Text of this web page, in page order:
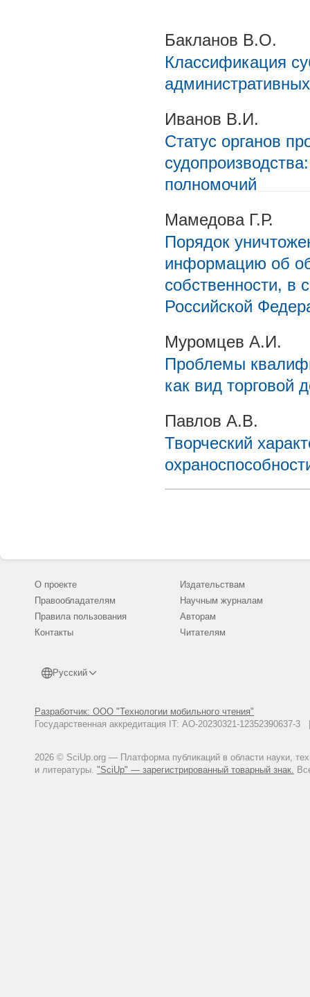
Бакланов В.О.
Классификация
Иванов В.И.
Статус органов
полномочий
Мамедова Г.Р.
Порядок
информацию об
собственности, в
Российской
Муромцев А.И.
Проблемы
как вид торговой
Павлов А.В.
Творческий
О проекте
Правообладателям
Правила пользования
Контакты
Русский
Разработчик: ООО "Технологии мобильного чтения"
Государственная аккредитация IT: АО-20230321-
2026 © SciUp.org — Платформа публикаций в области науки,
и литературы. "SciUp" — зарегистрированный товарный знак.
Издательствам
Научным журналам
Авторам
Читателям